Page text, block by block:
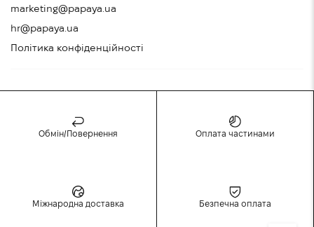
marketing@papaya.ua
hr@papaya.ua
Політика конфіденційності
Обмін/Повернення Оплата частинами
Міжнародна доставка Безпечна оплата